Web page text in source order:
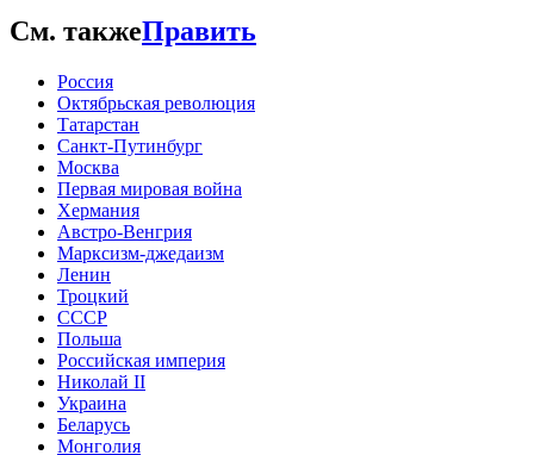
См. такжеПравить
Россия
Октябрьская революция
Татарстан
Санкт-Путинбург
Москва
Первая мировая война
Хермания
Австро-Венгрия
Марксизм-джедаизм
Ленин
Троцкий
СССР
Польша
Российская империя
Николай II
Украина
Беларусь
Монголия